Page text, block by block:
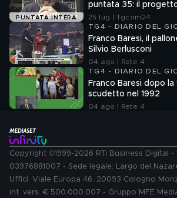
PUNTATA INTERA
puntata 35: il
25 lug | Tgcom24
TG4 - DIARIO DEL
Franco Baresi, il
Silvio Berlusconi
04 ago | Rete 4
TG4 - DIARIO DEL
Franco Baresi dopo
scudetto nel 1992
04 ago | Rete 4
Copyright ©1999-2026 RTI Business Digital -
03976881007 - Sede legale: Largo del
Uffici: Viale Europa 46, 20093 Cologno
int. vers. € 500.000.007 - Gruppo MFE